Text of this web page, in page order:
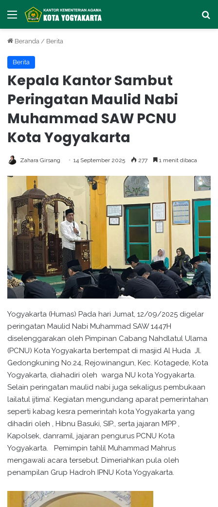
Menu
Beranda / Berita
Berita
Kepala Kantor Sambut
Peringatan Maulid Nabi
Muhammad SAW PCNU
Kota Yogyakarta
Zahara Girsang 14 September 2025 277 1 menit dibaca
Yogyakarta (Humas) Pada hari Jumat, 12/09/2025 digelar
peringatan Maulid Nabi Muhammad SAW 1447H
diselenggarakan oleh Pimpinan Cabang Nahdlatul Ulama
(PCNU) Kota Yogyakarta bertempat di masjid Al Huda Jl.
Gedongkuning No.24, Rejowinangun, Kec. Kotagede, Kota
Yogyakarta, diahadiri oleh warga NU kota Yogyakarta.
Selain peringatan maulid nabi juga sekaligus pembukaan
lailatul ijtima’. Kegiatan mengundang aparat pemerintahan
seperti kabag kesra pemerintah kota Yogyakarta yang
dihadiri oleh , Hibnu Basuki, SIP., serta jajaran MPP ,
Kapolsek, danramil, jajaran pengurus PCNU Kota
Yogyakarta. Pemimpin tahlil Muhammad Mahrus
mengawali acara tersebut. Dimeriahkan pula oleh
penampilan Grup Hadroh IPNU Kota Yogyakarta.